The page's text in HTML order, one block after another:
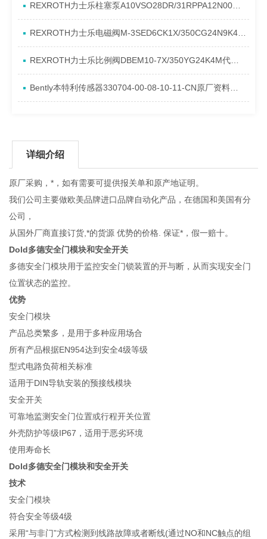
REXROTH力士乐柱塞泵A10VSO28DR/31RPPA12N00产品资料简介
REXROTH力士乐电磁阀M-3SED6CK1X/350CG24N9K4进口现货介绍
REXROTH力士乐比例阀DBEM10-7X/350YG24K4M代理资料
Bently本特利传感器330704-00-08-10-11-CN原厂资料介绍
详细介绍
原厂采购，*，如有需要可提供报关单和原产地证明。
我们公司主要做欧美品牌进口品牌自动化产品，在德国和美国有分
公司，
从国外厂商直接订货,*的货源 优势的价格. 保证*，假一赔十。
Dold多德安全门模块和安全开关
多德安全门模块用于监控安全门锁装置的开与断，从而实现安全门
位置状态的监控。
优势
安全门模块
产品总类繁多，是用于多种应用场合
所有产品根据EN954达到安全4级等级
型式电路负荷相关标准
适用于DIN导轨安装的预接线模块
安全开关
可靠地监测安全门位置或行程开关位置
外壳防护等级IP67，适用于恶劣环境
使用寿命长
Dold多德安全门模块和安全开关
技术
安全门模块
符合安全等级4级
采用“与非门”方式检测到线路故障或者断线(通过NO和NC触点的组